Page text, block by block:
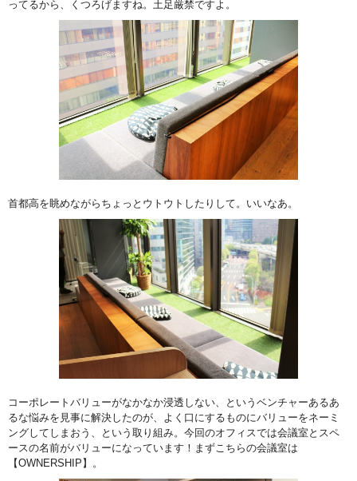
ってるから、くつろげますね。土足厳禁ですよ。
首都高を眺めながらちょっとウトウトしたりして。いいなあ。
コーポレートバリューがなかなか浸透しない、というベンチャーあるあ
るな悩みを見事に解決したのが、よく口にするものにバリューをネーミ
ングしてしまおう、という取り組み。今回のオフィスでは会議室とスペ
ースの名前がバリューになっています！まずこちらの会議室は
【OWNERSHIP】。